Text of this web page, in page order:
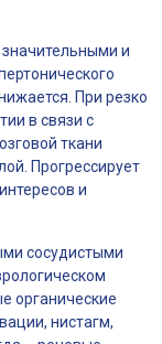
и
При резко
в связи с
ткани
Прогрессирует
и
сосудистыми
органические
нистагм,